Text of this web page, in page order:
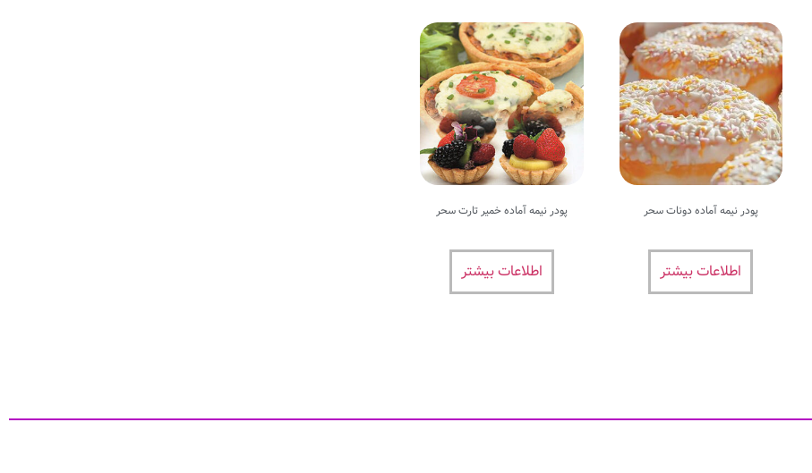
پودر نیمه آماده دونات سحر
اطلاعات بیشتر
پودر نیمه آماده خمیر تارت سحر
اطلاعات بیشتر